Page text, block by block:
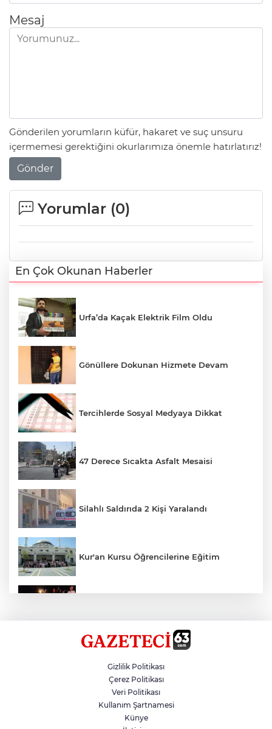
Mesaj
Gönderilen yorumların küfür, hakaret ve suç unsuru
içermemesi gerektiğini okurlarımıza önemle hatırlatırız!
Gönder
Yorumlar (0)
En Çok Okunan Haberler
Urfa’da Kaçak Elektrik Film Oldu
Gönüllere Dokunan Hizmete Devam
Tercihlerde Sosyal Medyaya Dikkat
47 Derece Sıcakta Asfalt Mesaisi
Silahlı Saldırıda 2 Kişi Yaralandı
Kur'an Kursu Öğrencilerine Eğitim
Siverek’te Mahmut Gülel Dönemi
Filistin Konvoyuna Coşkulu Karşılama
Gizlilik Politikası
Çerez Politikası
Veri Politikası
Kullanım Şartnamesi
Künye